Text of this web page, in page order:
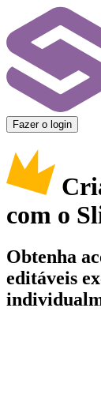
Fazer o login
com o
Obtenha
editáveis